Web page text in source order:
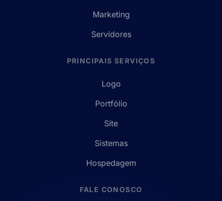
Marketing
Servidores
PRINCIPAIS SERVIÇOS
Logo
Portfólio
Site
Sistemas
Hospedagem
FALE CONOSCO